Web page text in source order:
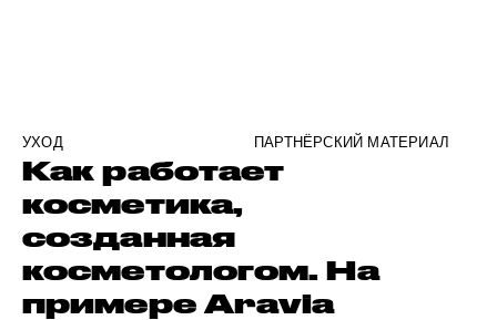
УХОД ПАРТНЁРСКИЙ МАТЕРИАЛ
Как работает
косметика,
созданная
косметологом. На
примере Aravia